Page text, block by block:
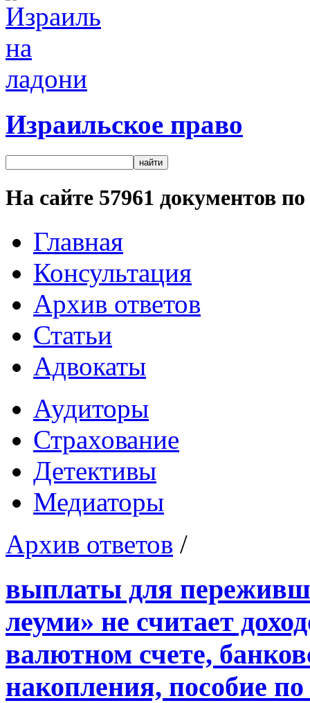
Израильское право
На сайте 57961 документов
Главная
Консультация
Архив ответов
Статьи
Адвокаты
Аудиторы
Страхование
Детективы
Медиаторы
Архив ответов /
выплаты для
леуми» не считает
валютном счете,
накопления, пособие